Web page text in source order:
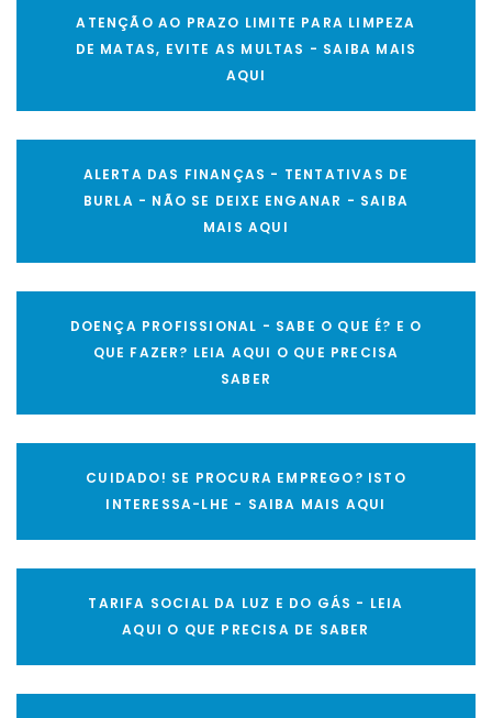
ATENÇÃO AO PRAZO LIMITE PARA LIMPEZA
DE MATAS, EVITE AS MULTAS - SAIBA MAIS
AQUI
ALERTA DAS FINANÇAS - TENTATIVAS DE
BURLA - NÃO SE DEIXE ENGANAR - SAIBA
MAIS AQUI
DOENÇA PROFISSIONAL - SABE O QUE É? E O
QUE FAZER? LEIA AQUI O QUE PRECISA
SABER
CUIDADO! SE PROCURA EMPREGO? ISTO
INTERESSA-LHE - SAIBA MAIS AQUI
TARIFA SOCIAL DA LUZ E DO GÁS - LEIA
AQUI O QUE PRECISA DE SABER